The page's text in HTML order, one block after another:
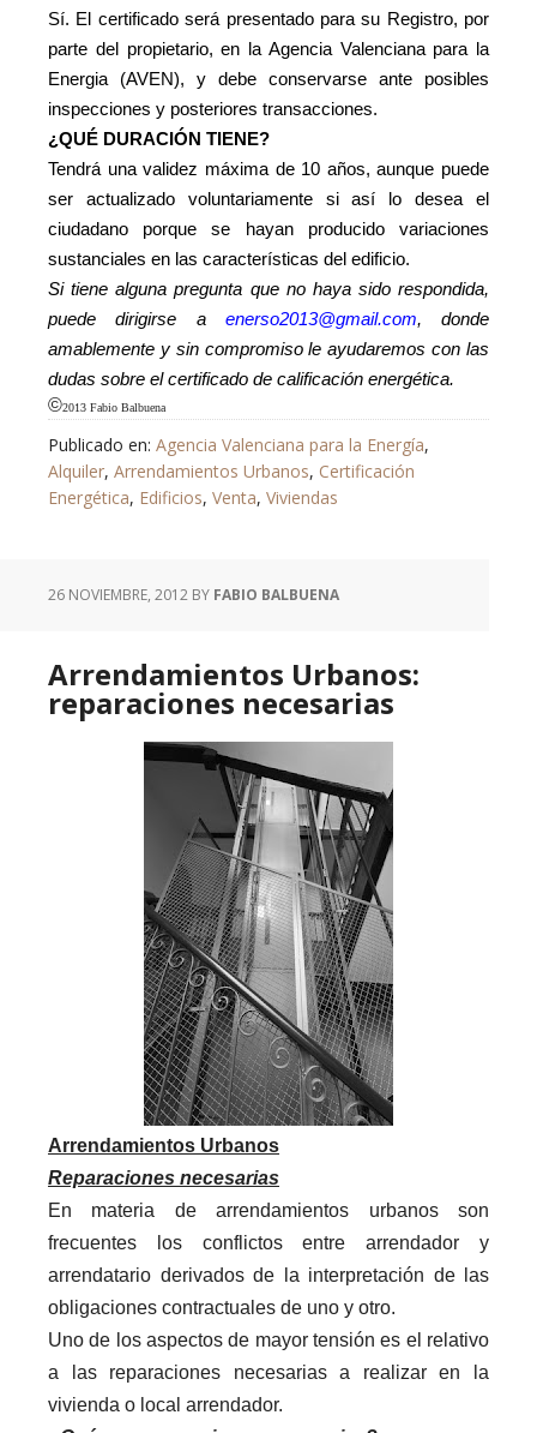
Sí. El certificado será presentado para su Registro, por
parte del propietario, en la Agencia Valenciana para la
Energia (AVEN), y debe conservarse ante posibles
inspecciones y posteriores transacciones.
¿QUÉ DURACIÓN TIENE?
Tendrá una validez máxima de 10 años, aunque puede
ser actualizado voluntariamente si así lo desea el
ciudadano porque se hayan producido variaciones
sustanciales en las características del edificio.
Si tiene alguna pregunta que no haya sido respondida,
puede dirigirse a enerso2013@gmail.com, donde
amablemente y sin compromiso le ayudaremos con las
dudas sobre el certificado de calificación energética.
©2013 Fabio Balbuena
Publicado en: Agencia Valenciana para la Energía,
Alquiler, Arrendamientos Urbanos, Certificación
Energética, Edificios, Venta, Viviendas
26 NOVIEMBRE, 2012 BY FABIO BALBUENA
Arrendamientos Urbanos:
reparaciones necesarias
Arrendamientos Urbanos
Reparaciones necesarias
En materia de arrendamientos urbanos son
frecuentes los conflictos entre arrendador y
arrendatario derivados de la interpretación de las
obligaciones contractuales de uno y otro.
Uno de los aspectos de mayor tensión es el relativo
a las reparaciones necesarias a realizar en la
vivienda o local arrendador.